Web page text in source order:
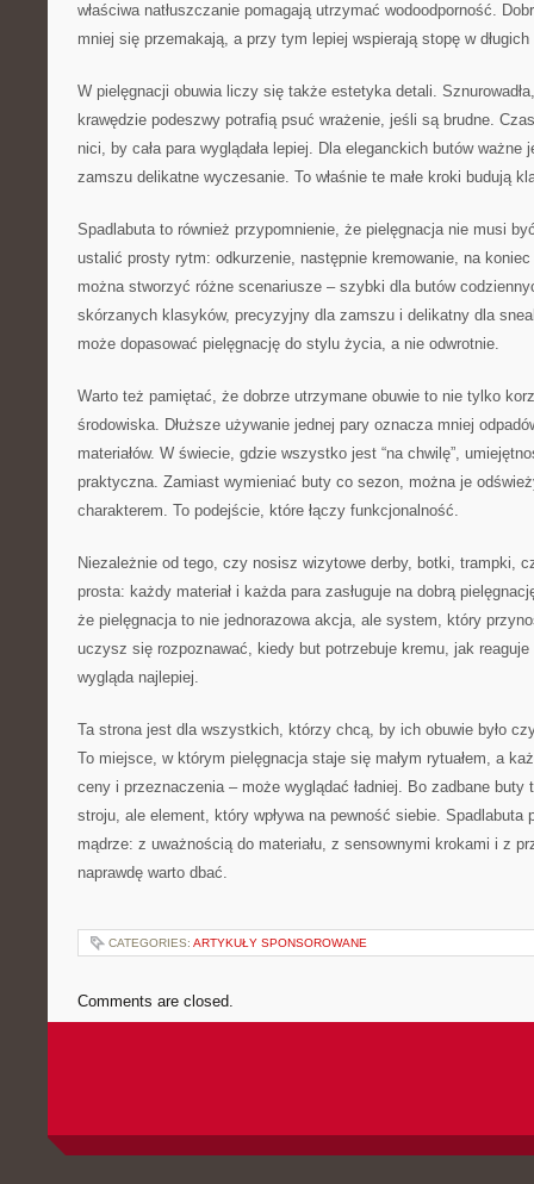
właściwa natłuszczanie pomagają utrzymać wodoodporność.
mniej się przemakają, a przy tym lepiej wspierają stopę w
W pielęgnacji obuwia liczy się także estetyka detali.
krawędzie podeszwy potrafią psuć wrażenie, jeśli są brudne.
nici, by cała para wyglądała lepiej. Dla eleganckich butów ważne
zamszu delikatne wyczesanie. To właśnie te małe kroki budują
Spadlabuta to również przypomnienie, że pielęgnacja nie musi
ustalić prosty rytm: odkurzenie, następnie kremowanie, na
można stworzyć różne scenariusze – szybki dla butów
skórzanych klasyków, precyzyjny dla zamszu i delikatny dla
może dopasować pielęgnację do stylu życia, a nie odwrotnie.
Warto też pamiętać, że dobrze utrzymane obuwie to nie tylko
środowiska. Dłuższe używanie jednej pary oznacza mniej
materiałów. W świecie, gdzie wszystko jest “na chwilę”,
praktyczna. Zamiast wymieniać buty co sezon, można je
charakterem. To podejście, które łączy funkcjonalność.
Niezależnie od tego, czy nosisz wizytowe derby, botki, trampki,
prosta: każdy materiał i każda para zasługuje na dobrą
że pielęgnacja to nie jednorazowa akcja, ale system, który
uczysz się rozpoznawać, kiedy but potrzebuje kremu, jak
wygląda najlepiej.
Ta strona jest dla wszystkich, którzy chcą, by ich obuwie było
To miejsce, w którym pielęgnacja staje się małym rytuałem, a
ceny i przeznaczenia – może wyglądać ładniej. Bo zadbane buty
stroju, ale element, który wpływa na pewność siebie. Spadlabuta
mądrze: z uważnością do materiału, z sensownymi krokami i z
naprawdę warto dbać.
CATEGORIES: ARTYKUŁY SPONSOROWANE
Comments are closed.